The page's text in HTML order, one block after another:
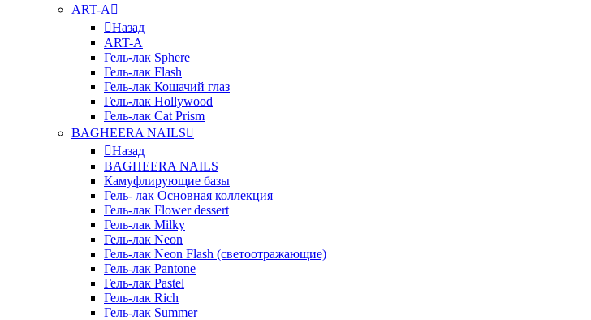
ART-A
Назад
ART-A
Гель-лак Sphere
Гель-лак Flash
Гель-лак Кошачий глаз
Гель-лак Hollywood
Гель-лак Cat Prism
BAGHEERA NAILS
Назад
BAGHEERA NAILS
Камуфлирующие базы
Гель- лак Основная коллекция
Гель-лак Flower dessert
Гель-лак Milky
Гель-лак Neon
Гель-лак Neon Flash (светоотражающие)
Гель-лак Pantone
Гель-лак Pastel
Гель-лак Rich
Гель-лак Summer